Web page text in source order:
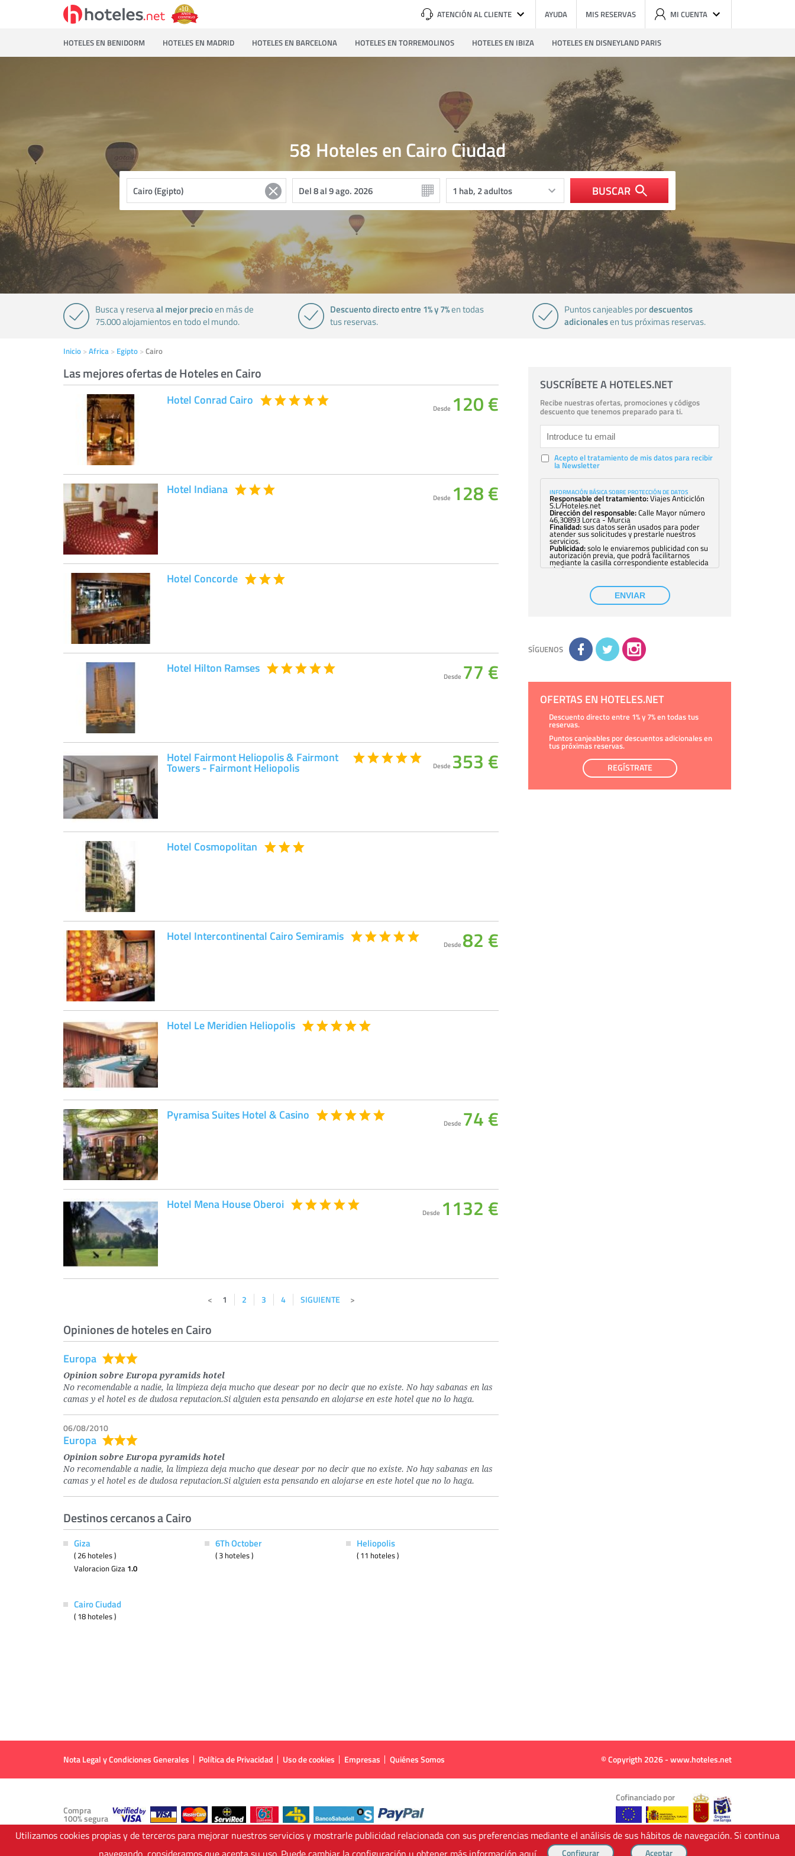
ATENCIÓN AL CLIENTE AYUDA MIS RESERVAS MI CUENTA
HOTELES EN BENIDORM HOTELES EN MADRID HOTELES EN BARCELONA HOTELES EN TORREMOLINOS HOTELES EN IBIZA HOTELES EN DISNEYLAND PARIS
Hoteles en Cairo Ciudad
58
BUSCAR
Busca y reservaal mejor precioen más de
75.000 alojamientos en todo el mundo.
Descuento directo entre 1% y 7%en todas
tus reservas.
Puntos canjeables pordescuentos
adicionalesen tus próximas reservas.
Inicio Africa Egipto Cairo
Las mejores ofertas de Hoteles en Cairo
Hotel Conrad Cairo
Desde 120 €
Hotel Indiana
Desde 128 €
Hotel Concorde
Hotel Hilton Ramses
Desde 77 €
Hotel Fairmont Heliopolis & Fairmont
Towers - Fairmont Heliopolis Desde 353 €
Hotel Cosmopolitan
Hotel Intercontinental Cairo Semiramis
Desde 82 €
Hotel Le Meridien Heliopolis
Pyramisa Suites Hotel & Casino
Desde 74 €
Hotel Mena House Oberoi
Desde 1132 €
1 2 3 4 SIGUIENTE
Opiniones de hoteles en Cairo
Europa
Opinion sobre Europa pyramids hotel
No recomendable a nadie, la limpieza deja mucho que desear por no decir que no existe. No hay sabanas en las
camas y el hotel es de dudosa reputacion.Si alguien esta pensando en alojarse en este hotel que no lo haga.
06/08/2010
Europa
Opinion sobre Europa pyramids hotel
No recomendable a nadie, la limpieza deja mucho que desear por no decir que no existe. No hay sabanas en las
camas y el hotel es de dudosa reputacion.Si alguien esta pensando en alojarse en este hotel que no lo haga.
Destinos cercanos a Cairo
Giza
( 26 hoteles )
Valoracion Giza 1.0
6Th October
( 3 hoteles )
Heliopolis
( 11 hoteles )
Cairo Ciudad
( 18 hoteles )
SUSCRÍBETE A HOTELES.NET
Recibe nuestras ofertas, promociones y códigos
descuento que tenemos preparado para ti.
Acepto el tratamiento de mis datos para recibir
la Newsletter
INFORMACIÓN BÁSICA SOBRE PROTECCIÓN DE DATOS
Responsable del tratamiento:Viajes Anticiclón
S.L/Hoteles.net
Dirección del responsable:Calle Mayor número
46,30893 Lorca - Murcia
Finalidad:sus datos serán usados para poder
atender sus solicitudes y prestarle nuestros
servicios.
Publicidad:solo le enviaremos publicidad con su
autorización previa, que podrá facilitarnos
mediante la casilla correspondiente establecida
al efecto.
con su consentimiento previo, que podrá
facilitarnos mediante la casilla correspondiente
establecida al efecto.
Destinatarios:con carácter general, sólo el
Derechos:tiene derecho a saber qué
información tenemos sobre usted, corregirla y
eliminarla, tal y como se explica en la
información adicional disponible en nuestra
la información adicional y detallada sobre cómo
ENVIAR
SÍGUENOS
OFERTAS EN HOTELES.NET
Descuento directo entre 1% y 7% en todas tus
reservas.
Puntos canjeables por descuentos adicionales en
tus próximas reservas.
REGÍSTRATE
Nota Legal y Condiciones Generales Política de Privacidad Uso de cookies Empresas Quiénes Somos © Copyrigth 2026 - www.hoteles.net
Compra
100% segura
Cofinanciado por
Utilizamos cookies propias y de terceros para mejorar nuestros servicios y mostrarle publicidad relacionada con sus preferencias mediante el análisis de sus hábitos de navegación. Si continua